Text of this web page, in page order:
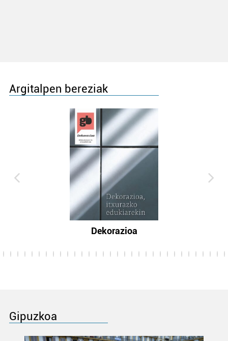
Argitalpen bereziak
Dekorazioa
Gipuzkoa